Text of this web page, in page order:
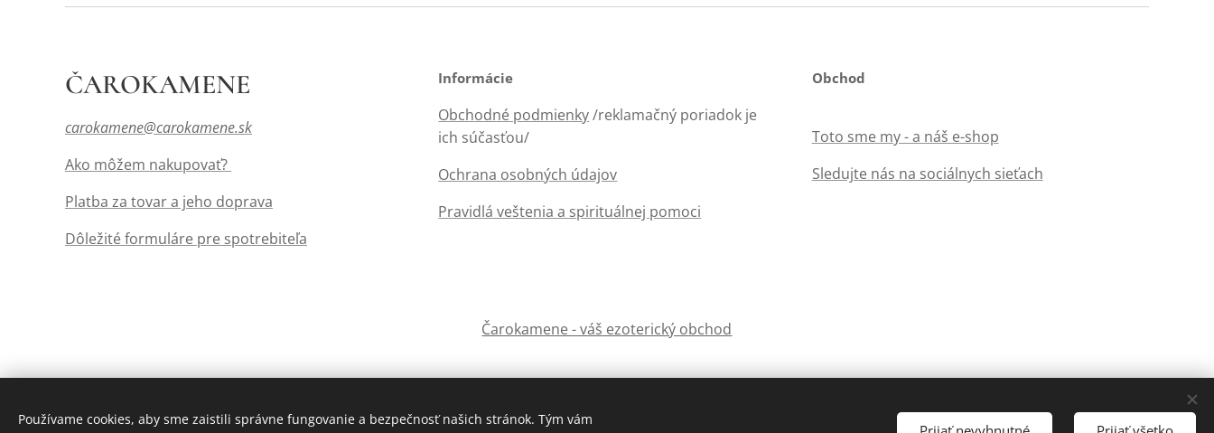
ČAROKAMENE
carokamene@carokamene.sk
Ako môžem nakupovať?
Platba za tovar a jeho doprava
Dôležité formuláre pre spotrebiteľa
Informácie
Obchodné podmienky/reklamačný poriadok je
ich súčasťou/
Ochrana osobných údajov
Pravidlá veštenia a spirituálnej pomoci
Čarokamene - váš ezoterický obchod
Obchod
Toto sme my - a náš e-shop
Sledujte nás na sociálnych sieťach
Používame cookies, aby sme zaistili správne fungovanie a bezpečnosť našich stránok. Tým vám